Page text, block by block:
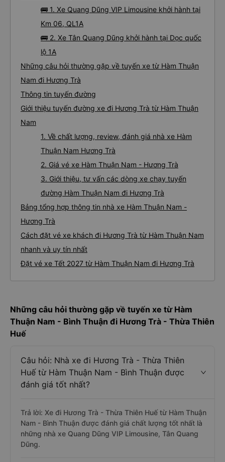
🚌 1. Xe Quang Dũng VIP Limousine khởi hành tại
Km 06, QL1A
🚌 2. Xe Tân Quang Dũng khởi hành tại Dọc quốc
lộ 1A
Những câu hỏi thường gặp về tuyến xe từ Hàm Thuận
Nam đi Hương Trà
Thông tin tuyến đường
Giới thiệu tuyến đường xe đi Hương Trà từ Hàm Thuận
Nam
1. Về chất lượng, review, đánh giá nhà xe Hàm
Thuận Nam Hương Trà
2. Giá vé xe Hàm Thuận Nam - Hương Trà
3. Giới thiệu, tư vấn các dòng xe chạy tuyến
đường Hàm Thuận Nam đi Hương Trà
Bảng tổng hợp thông tin nhà xe Hàm Thuận Nam -
Hương Trà
Cách đặt vé xe khách đi Hương Trà từ Hàm Thuận Nam
nhanh và uy tín nhất
Đặt vé xe Tết 2027 từ Hàm Thuận Nam đi Hương Trà
Những câu hỏi thường gặp về tuyến xe từ Hàm
Thuận Nam - Bình Thuận đi Hương Trà - Thừa Thiên
Huế
Câu hỏi: Nhà xe đi Hương Trà - Thừa Thiên
Huế từ Hàm Thuận Nam - Bình Thuận được
đánh giá tốt nhất?
Trả lời: Xe đi Hương Trà - Thừa Thiên Huế từ Hàm Thuận
Nam - Bình Thuận được đánh giá chất lượng tốt nhất là
những nhà xe Quang Dũng VIP Limousine, Tân Quang
Dũng.